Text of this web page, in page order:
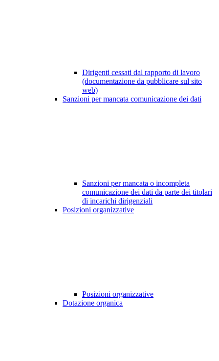
Dirigenti cessati dal rapporto di lavoro
(documentazione da pubblicare sul sito
web)
Sanzioni per mancata comunicazione dei dati
Sanzioni per mancata o incompleta
comunicazione dei dati da parte dei titolari
di incarichi dirigenziali
Posizioni organizzative
Posizioni organizzative
Dotazione organica